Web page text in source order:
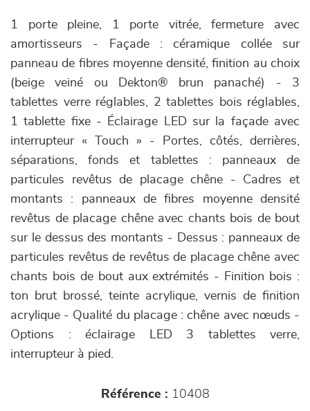
1 porte pleine, 1 porte vitrée, fermeture avec
amortisseurs - Façade : céramique collée sur
panneau de fibres moyenne densité, finition au choix
(beige veiné ou Dekton® brun panaché) - 3
tablettes verre réglables, 2 tablettes bois réglables,
1 tablette fixe - Éclairage LED sur la façade avec
interrupteur « Touch » - Portes, côtés, derrières,
séparations, fonds et tablettes : panneaux de
particules revêtus de placage chêne - Cadres et
montants : panneaux de fibres moyenne densité
revêtus de placage chêne avec chants bois de bout
sur le dessus des montants - Dessus : panneaux de
particules revêtus de revêtus de placage chêne avec
chants bois de bout aux extrémités - Finition bois :
ton brut brossé, teinte acrylique, vernis de finition
acrylique - Qualité du placage : chêne avec nœuds -
Options : éclairage LED 3 tablettes verre,
interrupteur à pied.
Référence : 10408